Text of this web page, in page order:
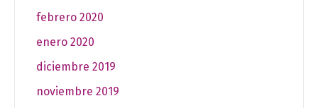
febrero 2020
enero 2020
diciembre 2019
noviembre 2019